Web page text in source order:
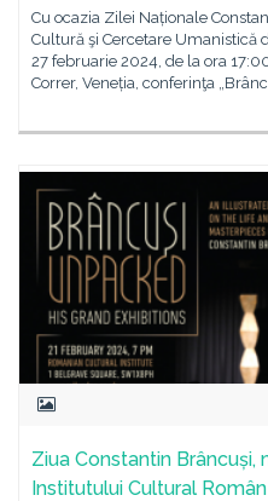
Cu ocazia Zilei Naționale
Cultură şi Cercetare Umanistică
27 februarie 2024, de la ora
Correr, Veneția, conferinţa
Ziua Constantin
Institutului Cultural